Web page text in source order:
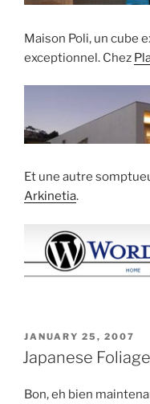
Maison Poli, un cube
exceptionnel. Chez
Et une autre
Arkinetia.
POSTED
ON
JANUARY 25, 2007
Japanese Foliage
Bon, eh bien